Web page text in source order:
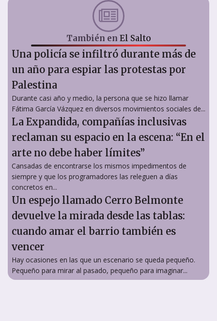
También en El Salto
Una policía se infiltró durante más de
un año para espiar las protestas por
Palestina
Durante casi año y medio, la persona que se hizo llamar
Fátima García Vázquez en diversos movimientos sociales de...
La Expandida, compañías inclusivas
reclaman su espacio en la escena: “En el
arte no debe haber límites”
Cansadas de encontrarse los mismos impedimentos de
siempre y que los programadores las releguen a días
concretos en...
Un espejo llamado Cerro Belmonte
devuelve la mirada desde las tablas:
cuando amar el barrio también es
vencer
Hay ocasiones en las que un escenario se queda pequeño.
Pequeño para mirar al pasado, pequeño para imaginar...